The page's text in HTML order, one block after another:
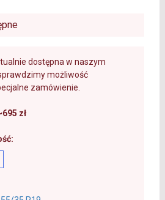
dostępna w naszym
możliwość
zamówienie.
zł